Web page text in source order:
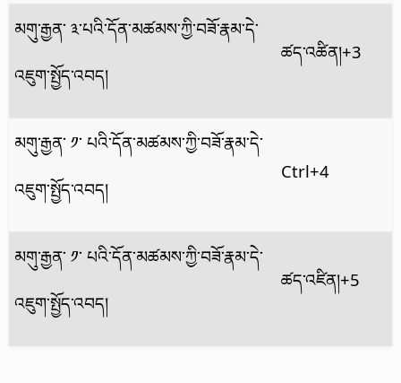
མགུ་རྒྱན་ ༣་པའི་དོན་མཚམས་ཀྱི་བཟོ་རྣམ་དེ་
འཇུག་སྤྱོད་འབད།
ཚད་འཚིན།+3
མགུ་རྒྱན་ ༡་ པའི་དོན་མཚམས་ཀྱི་བཟོ་རྣམ་དེ་
འཇུག་སྤྱོད་འབད།
Ctrl+4
མགུ་རྒྱན་ ༡་ པའི་དོན་མཚམས་ཀྱི་བཟོ་རྣམ་དེ་
འཇུག་སྤྱོད་འབད།
ཚད་འཛིན།+5